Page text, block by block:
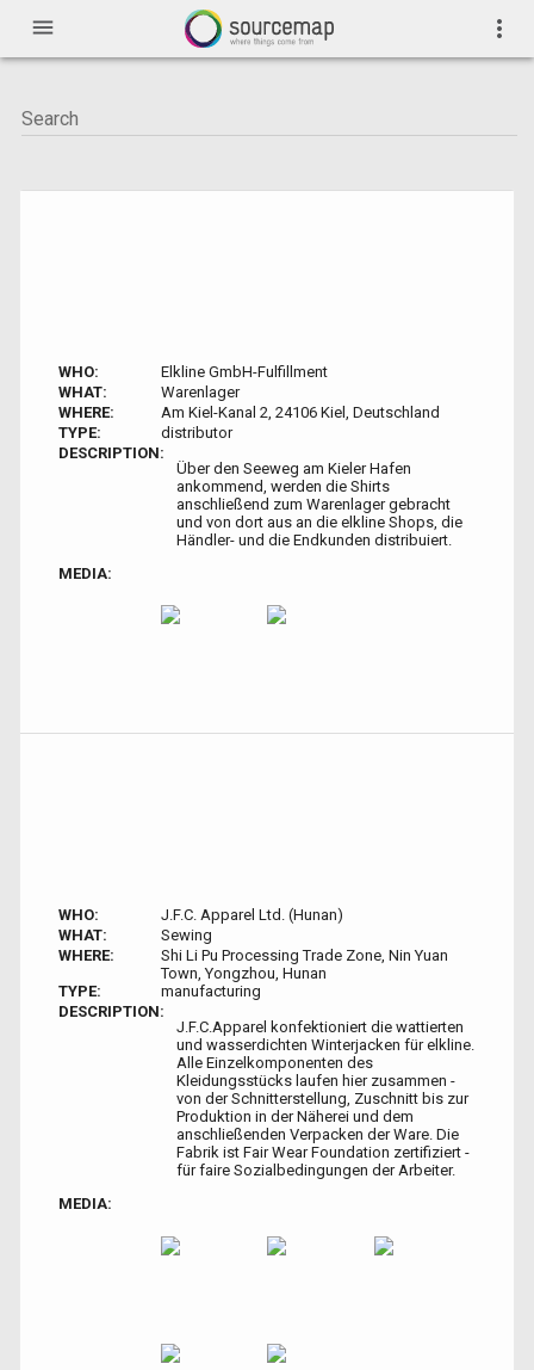
menu more_vert
WHO:
Elkline GmbH-Fulfillment
WHAT:
Warenlager
WHERE:
Am Kiel-Kanal 2, 24106 Kiel, Deutschland
TYPE:
distributor
DESCRIPTION:
Über den Seeweg am Kieler Hafen
ankommend, werden die Shirts
anschließend zum Warenlager gebracht
und von dort aus an die elkline Shops, die
Händler- und die Endkunden distribuiert.
MEDIA:
WHO:
J.F.C. Apparel Ltd. (Hunan)
WHAT:
Sewing
WHERE:
Shi Li Pu Processing Trade Zone, Nin Yuan
Town, Yongzhou, Hunan
TYPE:
manufacturing
DESCRIPTION:
J.F.C.Apparel konfektioniert die wattierten
und wasserdichten Winterjacken für elkline.
Alle Einzelkomponenten des
Kleidungsstücks laufen hier zusammen -
von der Schnitterstellung, Zuschnitt bis zur
Produktion in der Näherei und dem
anschließenden Verpacken der Ware. Die
Fabrik ist Fair Wear Foundation zertifiziert -
für faire Sozialbedingungen der Arbeiter.
MEDIA: